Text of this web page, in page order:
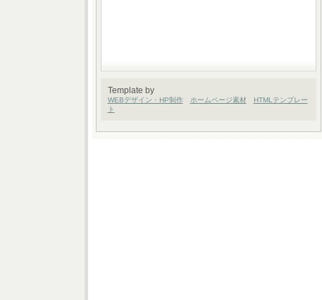
Template by
WEBデザイン・HP制作 ホームページ素材
HTMLテンプレー
ト